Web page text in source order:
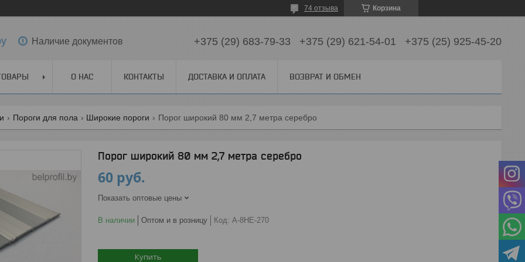
Корзина
74 отзыва
Наличие документов +375 (29) 683-79-33 +375 (29) 621-54-01 +375 (25) 925-45-20
О НАС КОНТАКТЫ ДОСТАВКА И ОПЛАТА ВОЗВРАТ И ОБМЕН
Пороги для пола Широкие пороги Порог широкий 80 мм 2,7 метра серебро
Порог широкий 80 мм 2,7 метра серебро
60 руб.
Показать оптовые цены
В наличии Оптом и в розницу Код: А-8НЕ-270
Купить